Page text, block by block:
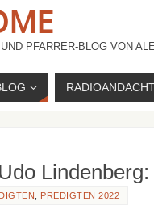
PFARRER-BLOG VON
PREDIGTEN 2022